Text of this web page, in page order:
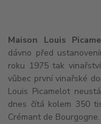
Maison Louis
dávno před
roku 1975 tak
vůbec první vinařské
Louis Picamelot
dnes čítá kolem 350
Crémant de Bourgogne.